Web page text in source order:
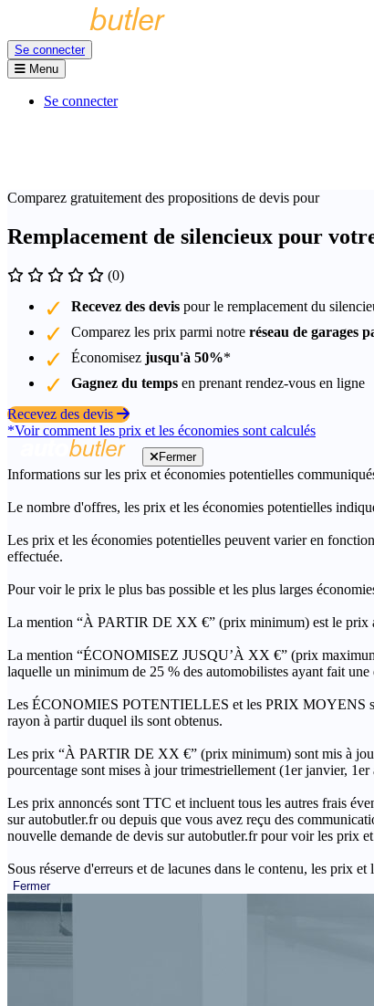
Se connecter
Menu
Se connecter
Comparez gratuitement des propositions de devis pour
Remplacement de silencieux pour
(0)
Recevez des devis pour le remplacement du
Comparez les prix parmi notre réseau de garages
Économisez jusqu'à 50%*
Gagnez du temps en prenant rendez-vous en ligne
Recevez des devis
*Voir comment les prix et les économies sont calculés
Fermer
Informations sur les prix et économies potentielles
Le nombre d'offres, les prix et les économies potentielles
Les prix et les économies potentielles peuvent varier en
effectuée.
Pour voir le prix le plus bas possible et les plus larges
La mention “À PARTIR DE XX €” (prix minimum) est le prix
La mention “ÉCONOMISEZ JUSQU’À XX €” (prix
laquelle un minimum de 25 % des automobilistes ayant fait
Les ÉCONOMIES POTENTIELLES et les PRIX MOYENS
rayon à partir duquel ils sont obtenus.
Les prix “À PARTIR DE XX €” (prix minimum) sont mis à jour
pourcentage sont mises à jour trimestriellement (1er janvier,
Les prix annoncés sont TTC et incluent tous les autres frais
sur autobutler.fr ou depuis que vous avez reçu des
nouvelle demande de devis sur autobutler.fr pour voir les prix
Sous réserve d'erreurs et de lacunes dans le contenu, les prix
Fermer